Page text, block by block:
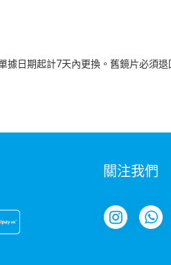
日期起計7天內更換。舊鏡片必須退
關注我們